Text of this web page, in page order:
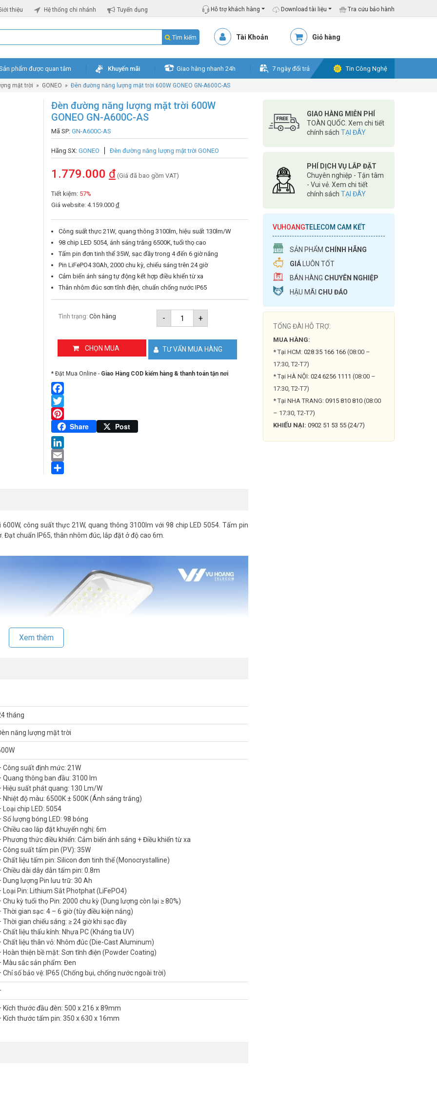
thiệu Hệ thống chi nhánh Tuyển dụng Hỗ trợ khách hàng Download tài liệu Tra cứu bảo hành
Tìm kiếm Tài Khoản Giỏ hàng
phẩm được quan tâm Khuyến mãi Giao hàng nhanh 24h 7 ngày đổi trả Tin Công Nghệ
mặt trời » GONEO » Đèn đường năng lượng mặt trời 600W GONEO GN-A600C-AS
Đèn đường năng lượng mặt trời 600W
GONEO GN-A600C-AS
Mã SP: GN-A600C-AS
Hãng SX: GONEO Đèn đường năng lượng mặt trời GONEO
1.779.000 đ (Giá đã bao gồm VAT)
Tiết kiệm: 57%
Giá website: 4.159.000 đ
Công suất thực 21W, quang thông 3100lm, hiệu suất 130lm/W
98 chip LED 5054, ánh sáng trắng 6500K, tuổi thọ cao
Tấm pin đơn tinh thể 35W, sạc đầy trong 4 đến 6 giờ nắng
Pin LiFePO4 30Ah, 2000 chu kỳ, chiếu sáng trên 24 giờ
Cảm biến ánh sáng tự động kết hợp điều khiển từ xa
Thân nhôm đúc sơn tĩnh điện, chuẩn chống nước IP65
-
Đèn
đường
năng
mặt
trời
600W
GN-
+
Tình trạng: Còn hàng
CHỌN MUA TƯ VẤN MUA HÀNG
* Đặt Mua Online - Giao Hàng COD kiểm hàng & thanh toán tận nơi
Facebook
Twitter
Pinterest
Share Post
LinkedIn
Email
công suất thực 21W, quang thông 3100lm với 98 chip LED 5054. Tấm pin
Đạt chuẩn IP65, thân nhôm đúc, lắp đặt ở độ cao 6m.
tục – đó là bài toán nhiều khu dân cư và hộ gia đình đang chịu đựng.
thế hoàn toàn đèn điện lưới trên các tuyến đường nội khu. Quang thông 3100lm
và remote. Thân nhôm đúc nguyên khối, không lo han gỉ dù lắp ngoài trời nhiều
mặt trời 600W GONEO GN-A600C-AS
từ xa
Xem thêm
tháng
năng lượng mặt trời
Công suất định mức: 21W
Quang thông ban đầu: 3100 lm
Hiệu suất phát quang: 130 Lm/W
Nhiệt độ màu: 6500K ± 500K (Ánh sáng trắng)
Loại chip LED: 5054
Số lượng bóng LED: 98 bóng
Chiều cao lắp đặt khuyến nghị: 6m
Phương thức điều khiển: Cảm biến ánh sáng + Điều khiển từ xa
Công suất tấm pin (PV): 35W
Chất liệu tấm pin: Silicon đơn tinh thể (Monocrystalline)
Chiều dài dây dẫn tấm pin: 0.8m
Dung lượng Pin lưu trữ: 30 Ah
Loại Pin: Lithium Sắt Photphat (LiFePO4)
Chu kỳ tuổi thọ Pin: 2000 chu kỳ (Dung lượng còn lại ≥ 80%)
Thời gian sạc: 4 – 6 giờ (tùy điều kiện nắng)
Thời gian chiếu sáng: ≥ 24 giờ khi sạc đầy
Chất liệu thấu kính: Nhựa PC (Kháng tia UV)
Chất liệu thân vỏ: Nhôm đúc (Die-Cast Aluminum)
Hoàn thiện bề mặt: Sơn tĩnh điện (Powder Coating)
Màu sắc sản phẩm: Đen
Chỉ số bảo vệ: IP65 (Chống bụi, chống nước ngoài trời)
Kích thước đầu đèn: 500 x 216 x 89mm
Kích thước tấm pin: 350 x 630 x 16mm
GIAO HÀNG MIỄN PHÍ
TOÀN QUỐC. Xem chi tiết
chính sách TẠI ĐÂY
PHÍ DỊCH VỤ LẮP ĐẶT
Chuyên nghiệp - Tận tâm
- Vui vẻ. Xem chi tiết
chính sách TẠI ĐÂY
VUHOANGTELECOM CAM KẾT
SẢN PHẨM CHÍNH HÃNG
GIÁ LUÔN TỐT
BÁN HÀNG CHUYÊN NGHIỆP
HẬU MÃI CHU ĐÁO
TỔNG ĐÀI HỖ TRỢ:
MUA HÀNG:
* Tại HCM: 028 35 166 166 (08:00 –
17:30, T2-T7)
* Tại HÀ NỘI: 024 6256 1111 (08:00 –
17:30, T2-T7)
* Tại NHA TRANG: 0915 810 810 (08:00
– 17:30, T2-T7)
KHIẾU NẠI: 0902 51 53 55 (24/7)